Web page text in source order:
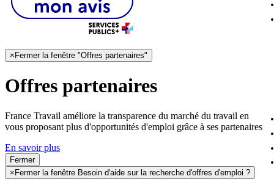
× Fermer la fenêtre "Offres partenaires"
Offres partenaires
France Travail améliore la transparence du marché du travail en
vous proposant plus d'opportunités d'emploi grâce à ses partenaires
En savoir plus
Fermer
× Fermer la fenêtre Besoin d'aide sur la recherche d'offres d'emploi ?